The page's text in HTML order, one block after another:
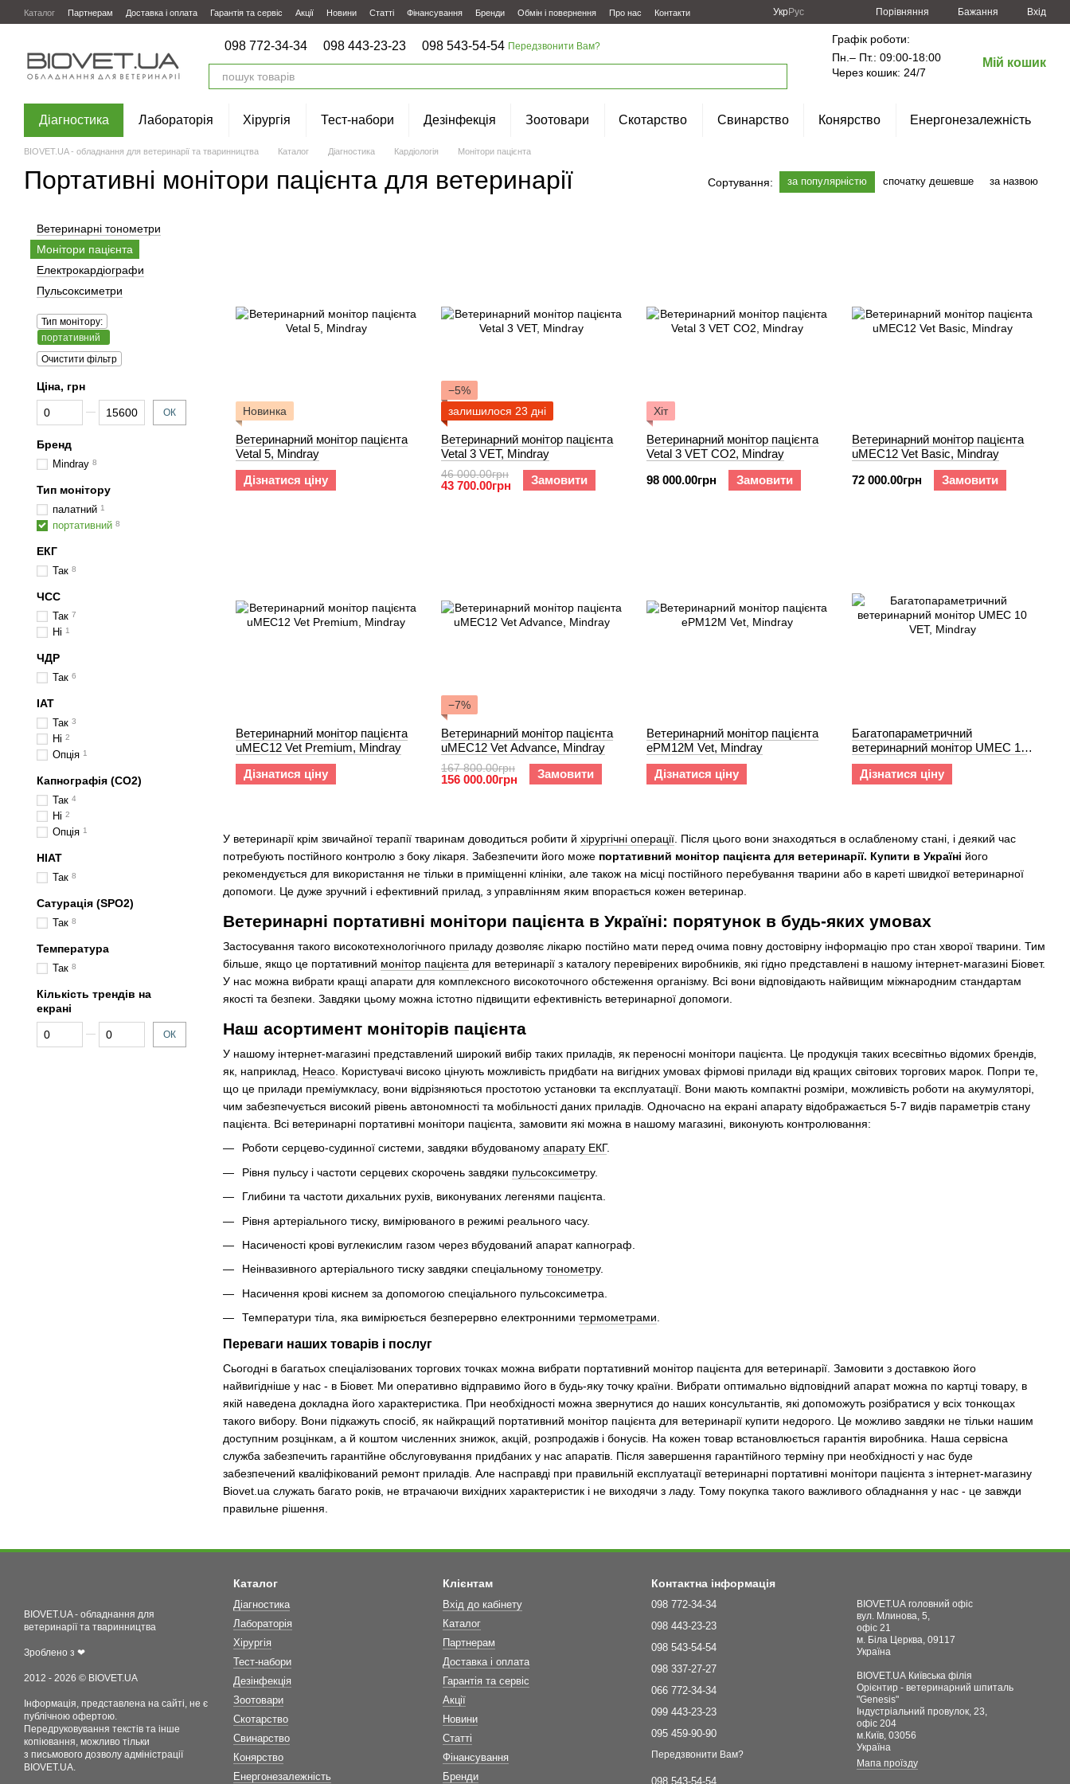
Перейти до основного контенту
Каталог Партнерам Доставка і оплата Гарантія та сервіс Акції Новини Статті Фінансування Бренди Обмін і повернення Про нас Контакти УкрРус Порівняння Бажання Вхід
098 772-34-34 098 443-23-23 098 543-54-54 Передзвонити Вам?
Графік роботи:
Пн.– Пт.: 09:00-18:00
Через кошик: 24/7
Мій кошик
Діагностика Лабораторія Хірургія Тест-набори Дезінфекція Зоотовари Скотарство Свинарство Конярство Енергонезалежність
BIOVET.UA - обладнання для ветеринарії та тваринництва Каталог Діагностика Кардіологія Монітори пацієнта
Портативні монітори пацієнта для ветеринарії Сортування: за популярністю спочатку дешевше за назвою
У ветеринарії крім звичайної терапії тваринам доводиться робити й хірургічні операції . Після цього вони знаходяться в ослабленому стані, і деякий час
потребують постійного контролю з боку лікаря. Забезпечити його може портативний монітор пацієнта для ветеринарії. Купити в Україні його
рекомендується для використання не тільки в приміщенні клініки, але також на місці постійного перебування тварини або в кареті швидкої ветеринарної
допомоги. Це дуже зручний і ефективний прилад, з управлінням яким впорається кожен ветеринар.
Ветеринарні портативні монітори пацієнта в Україні: порятунок в будь-яких умовах
Застосування такого високотехнологічного приладу дозволяє лікарю постійно мати перед очима повну достовірну інформацію про стан хворої тварини. Тим
більше, якщо це портативний монітор пацієнта для ветеринарії з каталогу перевірених виробників, які гідно представлені в нашому інтернет-магазині Біовет.
У нас можна вибрати кращі апарати для комплексного високоточного обстеження організму. Всі вони відповідають найвищим міжнародним стандартам
якості та безпеки. Завдяки цьому можна істотно підвищити ефективність ветеринарної допомоги.
Наш асортимент моніторів пацієнта
У нашому інтернет-магазині представлений широкий вибір таких приладів, як переносні монітори пацієнта. Це продукція таких всесвітньо відомих брендів,
як, наприклад, Heaco . Користувачі високо цінують можливість придбати на вигідних умовах фірмові прилади від кращих світових торгових марок. Попри те,
що це прилади преміумкласу, вони відрізняються простотою установки та експлуатації. Вони мають компактні розміри, можливість роботи на акумуляторі,
чим забезпечується високий рівень автономності та мобільності даних приладів. Одночасно на екрані апарату відображається 5-7 видів параметрів стану
пацієнта. Всі ветеринарні портативні монітори пацієнта, замовити які можна в нашому магазині, виконують контролювання:
Роботи серцево-судинної системи, завдяки вбудованому апарату ЕКГ.
Рівня пульсу і частоти серцевих скорочень завдяки пульсоксиметру.
Глибини та частоти дихальних рухів, виконуваних легенями пацієнта.
Рівня артеріального тиску, вимірюваного в режимі реального часу.
Насиченості крові вуглекислим газом через вбудований апарат капнограф.
Неінвазивного артеріального тиску завдяки спеціальному тонометру.
Насичення крові киснем за допомогою спеціального пульсоксиметра.
Температури тіла, яка вимірюється безперервно електронними термометрами
Переваги наших товарів і послуг
Сьогодні в багатьох спеціалізованих торгових точках можна вибрати портативний монітор пацієнта для ветеринарії. Замовити з доставкою його
найвигідніше у нас - в Біовет. Ми оперативно відправимо його в будь-яку точку країни. Вибрати оптимально відповідний апарат можна по картці товару, в
якій наведена докладна його характеристика. При необхідності можна звернутися до наших консультантів, які допоможуть розібратися у всіх тонкощах
такого вибору. Вони підкажуть спосіб, як найкращий портативний монітор пацієнта для ветеринарії купити недорого. Це можливо завдяки не тільки нашим
доступним розцінкам, а й коштом численних знижок, акцій, розпродажів і бонусів. На кожен товар встановлюється гарантія виробника. Наша сервісна
служба забезпечить гарантійне обслуговування придбаних у нас апаратів. Після завершення гарантійного терміну при необхідності у нас буде
забезпечений кваліфікований ремонт приладів. Але насправді при правильній експлуатації ветеринарні портативні монітори пацієнта з інтернет-магазину
Biovet.ua служать багато років, не втрачаючи вихідних характеристик і не виходячи з ладу. Тому покупка такого важливого обладнання у нас - це завжди
правильне рішення.
Новинка
Ветеринарний монітор пацієнта
Vetal 5, Mindray
Дізнатися ціну
−5%
залишилося 23 дні
Ветеринарний монітор пацієнта
Vetal 3 VET, Mindray
46 000.00грн
43 700.00грн Замовити
Хіт
Ветеринарний монітор пацієнта
Vetal 3 VET CO2, Mindray
98 000.00грн
Замовити
Ветеринарний монітор пацієнта
uMEC12 Vet Basic, Mindray
72 000.00грн
Замовити
Ветеринарний монітор пацієнта
uMEC12 Vet Premium, Mindray
Дізнатися ціну
−7%
Ветеринарний монітор пацієнта
uMEC12 Vet Advance, Mindray
167 800.00грн
156 000.00грн Замовити
Ветеринарний монітор пацієнта
ePM12M Vet, Mindray
Дізнатися ціну
Багатопараметричний
ветеринарний монітор UMEC 10
VET, Mindray
Дізнатися ціну
Ветеринарні тонометри
Монітори пацієнта
Електрокардіографи
Пульсоксиметри
Тип монітору:
портативний
Очистити фільтр
Ціна, грн
Від Ціна, грн
До Ціна, грн ОК
Бренд
Mindray 8
Тип монітору
палатний 1
портативний 8
ЕКГ
Так 8
ЧСС
Так 7
Ні 1
ЧДР
Так 6
ІАТ
Так 3
Ні 2
Опція 1
Капнографія (СО2)
Так 4
Ні 2
Опція 1
НІАТ
Так 8
Сатурація (SPO2)
Так 8
Температура
Так 8
Кількість трендів на
екрані
Від Кількість трендів на екрані
До Кількість трендів на екрані
ОК
BIOVET.UA - обладнання для
ветеринарії та тваринництва
Зроблено з ❤
2012 - 2026 © BIOVET.UA
Інформація, представлена на сайті, не є
публічною офертою.
Передруковування текстів та інше
копіювання, можливо тільки
з письмового дозволу адміністрації
BIOVET.UA.
Каталог
Діагностика
Лабораторія
Хірургія
Тест-набори
Дезінфекція
Зоотовари
Скотарство
Свинарство
Конярство
Енергонезалежність
Клієнтам
Вхід до кабінету
Каталог
Партнерам
Доставка і оплата
Гарантія та сервіс
Акції
Новини
Статті
Фінансування
Бренди
Контактна інформація
098 772-34-34
098 443-23-23
098 543-54-54
098 337-27-27
066 772-34-34
099 443-23-23
095 459-90-90
Передзвонити Вам?
098 543-54-54
BIOVET.UA головний офіс
вул. Млинова, 5,
офіс 21
м. Біла Церква, 09117
Україна
BIOVET.UA Київська філія
Орієнтир - ветеринарний шпиталь
"Genesis"
Індустріальний провулок, 23,
офіс 204
м.Київ, 03056
Україна
Мапа проїзду